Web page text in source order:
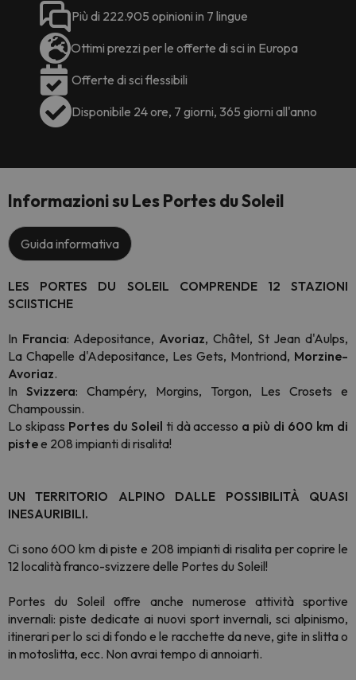
Più di 222.905 opinioni in 7 lingue
Ottimi prezzi per le offerte di sci in Europa
Offerte di sci flessibili
Disponibile 24 ore, 7 giorni, 365 giorni all'anno
Informazioni su Les Portes du Soleil
Guida informativa
LES PORTES DU SOLEIL COMPRENDE 12 STAZIONI
SCIISTICHE
In Francia: Adepositance, Avoriaz, Châtel, St Jean d'Aulps,
La Chapelle d'Adepositance, Les Gets, Montriond, Morzine-
Avoriaz.
In Svizzera: Champéry, Morgins, Torgon, Les Crosets e
Champoussin.
Lo skipass Portes du Soleil ti dà accesso a più di 600 km di
pistee 208 impianti di risalita!
UN TERRITORIO ALPINO DALLE POSSIBILITÀ QUASI
INESAURIBILI.
Ci sono 600 km di piste e 208 impianti di risalita per coprire le
12 località franco-svizzere delle Portes du Soleil!
Portes du Soleil offre anche numerose attività sportive
invernali: piste dedicate ai nuovi sport invernali, sci alpinismo,
itinerari per lo sci di fondo e le racchette da neve, gite in slitta o
in motoslitta, ecc. Non avrai tempo di annoiarti.